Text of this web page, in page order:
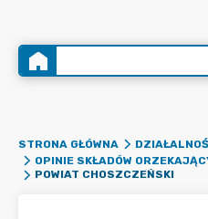
STRONA GŁÓWNA
OPINIE SKŁADÓW
POWIAT CHOSZCZEŃSKI